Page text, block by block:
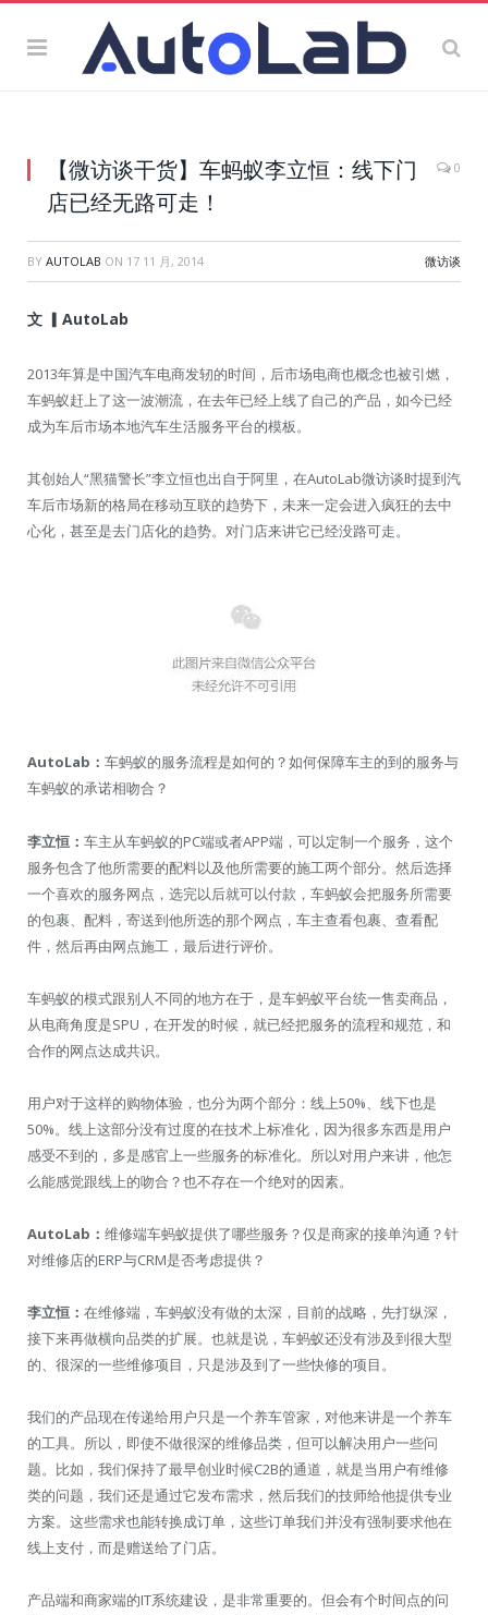
【微访谈干货】车蚂蚁李立恒：线下门
店已经无路可走！
0
BY AUTOLAB ON 17 11 月, 2014 微访谈
文 ▎AutoLab
2013年算是中国汽车电商发轫的时间，后市场电商也概念也被引燃，
车蚂蚁赶上了这一波潮流，在去年已经上线了自己的产品，如今已经
成为车后市场本地汽车生活服务平台的模板。
其创始人“黑猫警长”李立恒也出自于阿里，在AutoLab微访谈时提到汽
车后市场新的格局在移动互联的趋势下，未来一定会进入疯狂的去中
心化，甚至是去门店化的趋势。对门店来讲它已经没路可走。
AutoLab： 车蚂蚁的服务流程是如何的？如何保障车主的到的服务与
车蚂蚁的承诺相吻合？
李立恒： 车主从车蚂蚁的PC端或者APP端，可以定制一个服务，这个
服务包含了他所需要的配料以及他所需要的施工两个部分。然后选择
一个喜欢的服务网点，选完以后就可以付款，车蚂蚁会把服务所需要
的包裹、配料，寄送到他所选的那个网点，车主查看包裹、查看配
件，然后再由网点施工，最后进行评价。
车蚂蚁的模式跟别人不同的地方在于，是车蚂蚁平台统一售卖商品，
从电商角度是SPU，在开发的时候，就已经把服务的流程和规范，和
合作的网点达成共识。
用户对于这样的购物体验，也分为两个部分：线上50%、线下也是
50%。线上这部分没有过度的在技术上标准化，因为很多东西是用户
感受不到的，多是感官上一些服务的标准化。所以对用户来讲，他怎
么能感觉跟线上的吻合？也不存在一个绝对的因素。
AutoLab： 维修端车蚂蚁提供了哪些服务？仅是商家的接单沟通？针
对维修店的ERP与CRM是否考虑提供？
李立恒： 在维修端，车蚂蚁没有做的太深，目前的战略，先打纵深，
接下来再做横向品类的扩展。也就是说，车蚂蚁还没有涉及到很大型
的、很深的一些维修项目，只是涉及到了一些快修的项目。
我们的产品现在传递给用户只是一个养车管家，对他来讲是一个养车
的工具。所以，即使不做很深的维修品类，但可以解决用户一些问
题。比如，我们保持了最早创业时候C2B的通道，就是当用户有维修
类的问题，我们还是通过它发布需求，然后我们的技师给他提供专业
方案。这些需求也能转换成订单，这些订单我们并没有强制要求他在
线上支付，而是赠送给了门店。
产品端和商家端的IT系统建设，是非常重要的。但会有个时间点的问